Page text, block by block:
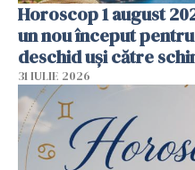
Horoscop 1 august
un nou început
deschid uși către
31 IULIE 2026